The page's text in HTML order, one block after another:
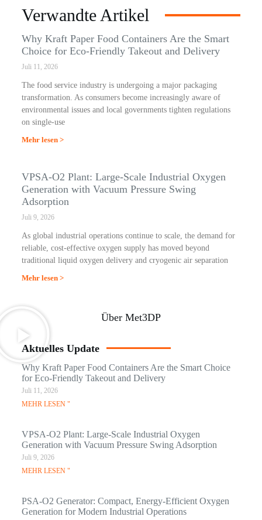
Verwandte Artikel
Why Kraft Paper Food Containers Are the Smart
Choice for Eco-Friendly Takeout and Delivery
Juli 11, 2026
The food service industry is undergoing a major packaging
transformation. As consumers become increasingly aware of
environmental issues and local governments tighten regulations
on single-use
Mehr lesen >
VPSA-O2 Plant: Large-Scale Industrial Oxygen
Generation with Vacuum Pressure Swing
Adsorption
Juli 9, 2026
As global industrial operations continue to scale, the demand for
reliable, cost-effective oxygen supply has moved beyond
traditional liquid oxygen delivery and cryogenic air separation
Mehr lesen >
Über Met3DP
Aktuelles Update
Why Kraft Paper Food Containers Are the Smart Choice
for Eco-Friendly Takeout and Delivery
Juli 11, 2026
MEHR LESEN "
VPSA-O2 Plant: Large-Scale Industrial Oxygen
Generation with Vacuum Pressure Swing Adsorption
Juli 9, 2026
MEHR LESEN "
PSA-O2 Generator: Compact, Energy-Efficient Oxygen
Generation for Modern Industrial Operations